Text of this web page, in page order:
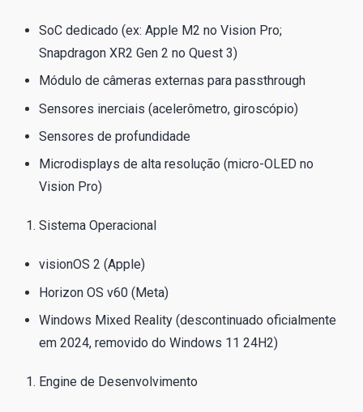
SoC dedicado (ex: Apple M2 no Vision Pro;
Snapdragon XR2 Gen 2 no Quest 3)
Módulo de câmeras externas para passthrough
Sensores inerciais (acelerômetro, giroscópio)
Sensores de profundidade
Microdisplays de alta resolução (micro-OLED no
Vision Pro)
Sistema Operacional
visionOS 2 (Apple)
Horizon OS v60 (Meta)
Windows Mixed Reality (descontinuado oficialmente
em 2024, removido do Windows 11 24H2)
Engine de Desenvolvimento